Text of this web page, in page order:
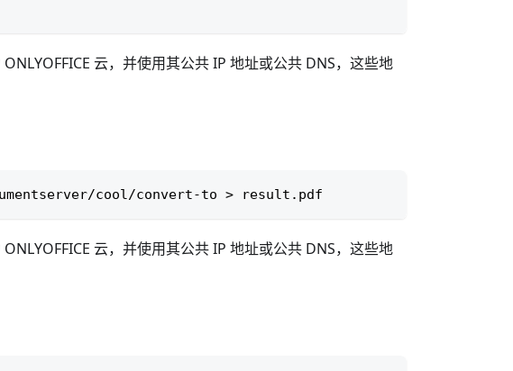
云，并使用其公共 IP 地址或公共 DNS，这些地
cool/convert-to > result.pdf
云，并使用其公共 IP 地址或公共 DNS，这些地